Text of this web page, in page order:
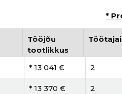
*
Tööjõu
tootlikkus
* 13 041 € 2
* 13 370 € 2